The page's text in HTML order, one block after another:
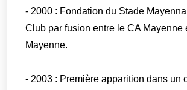
- 2000 : Fondation du Stade
Club par fusion entre le CA Mayenne
Mayenne.
- 2003 : Première apparition dans un